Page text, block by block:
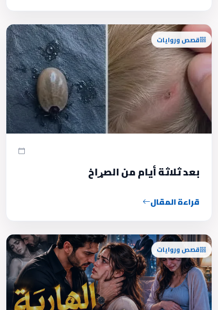
قصص وروايات
بعد ثلاثة أيام من الصړاخ
قراءة المقال
قصص وروايات